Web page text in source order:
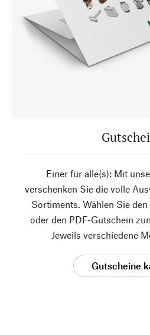
Einer für alle(s): Mit
verschenken Sie die volle
Sortiments. Wählen Sie
oder den PDF-Gutschein
Jeweils verschiedene
Gutscheine